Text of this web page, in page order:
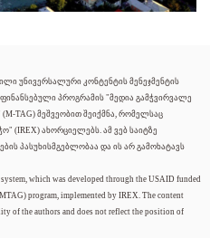
უნივერსალური კონტენტის მენეჯმენტის
პროგრამის "მედია გამჭვირვალე
TAG) მეშვეობით შეიქმნა, რომელსაც
(IREX) ახორციელებს. ამ ვებ საიტზე
პასუხისმგებლობაა და ის არ გამოხატავს
which was developed through the USAID funded
program, implemented by IREX. The content
of the authors and does not reflect the position of